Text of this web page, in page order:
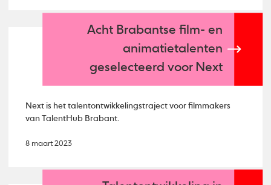
Acht Brabantse film- en
animatietalenten
geselecteerd voor Next
Next is het talentontwikkelingstraject voor filmmakers
van TalentHub Brabant.
8 maart 2023